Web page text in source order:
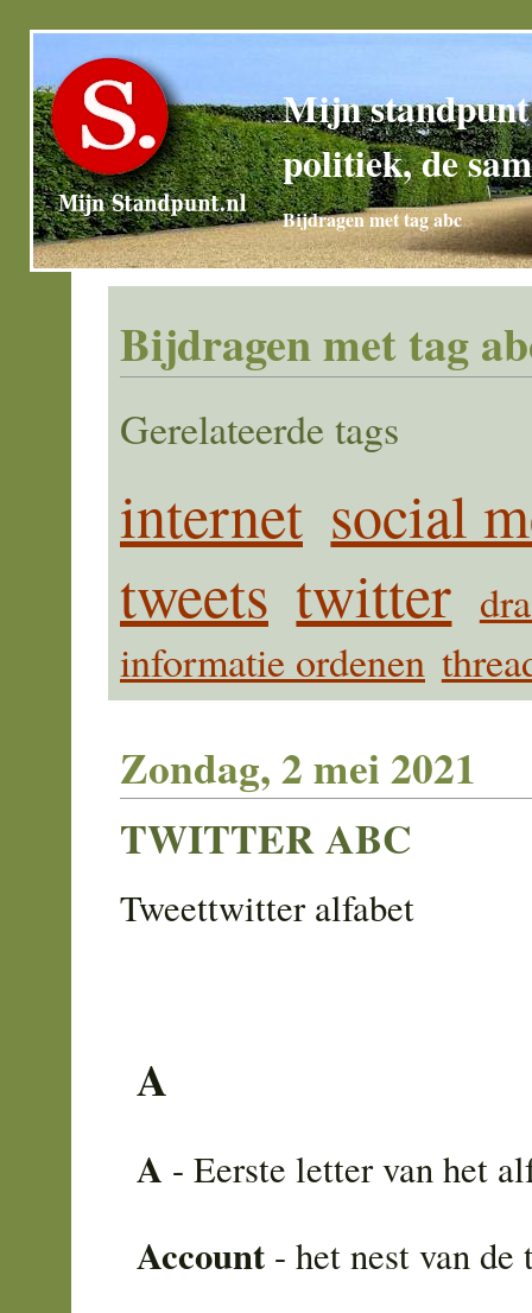
Mijn
politiek, de
Bijdragen met tag abc
Bijdragen met tag
Gerelateerde tags
internet social
tweets twitter
informatie ordenen
Zondag, 2 mei 2021
TWITTER ABC
Tweettwitter alfabet
A
A - Eerste letter van het
Account - het nest van